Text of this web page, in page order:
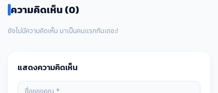
ความคิดเห็น (0)
ยังไม่มีความคิดเห็น มาเป็นคนแรกกันเถอะ!
แสดงความคิดเห็น